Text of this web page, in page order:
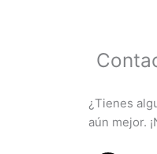
¿Tienes
aún mejor.